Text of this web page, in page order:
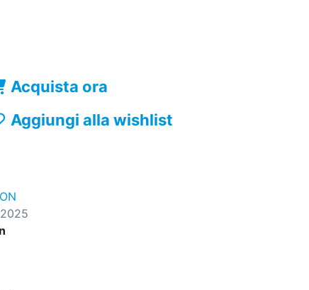
Acquista ora
Aggiungi alla wishlist